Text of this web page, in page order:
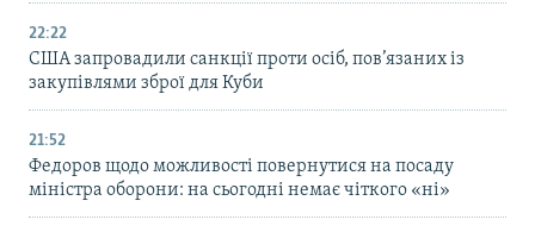
22:22
США запровадили санкції проти осіб, пов’язаних із
закупівлями зброї для Куби
21:52
Федоров щодо можливості повернутися на посаду
міністра оборони: на сьогодні немає чіткого «ні»